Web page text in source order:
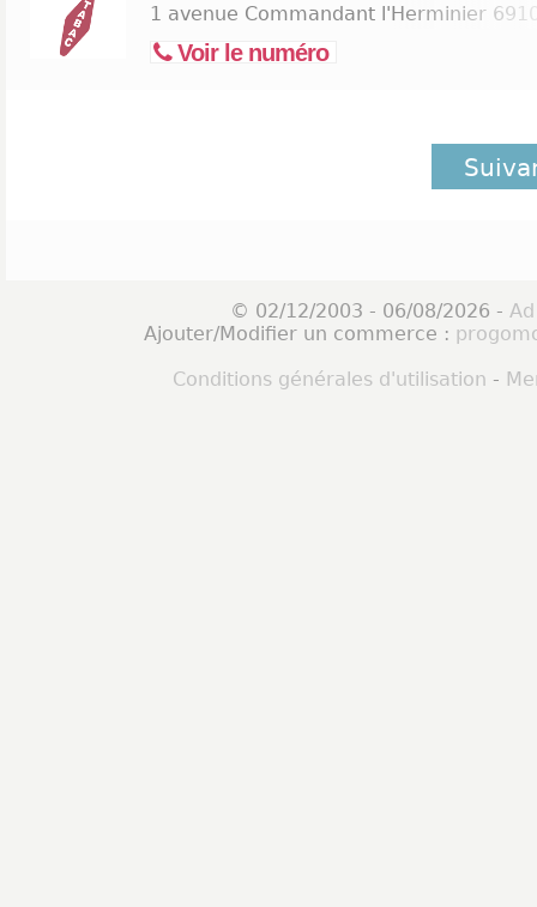
1 avenue Commandant l'Herminier
Voir le numéro
© 02/12/2003 - 06/08/2026 -
Ajouter/Modifier un commerce :
Conditions générales d'utilisation -